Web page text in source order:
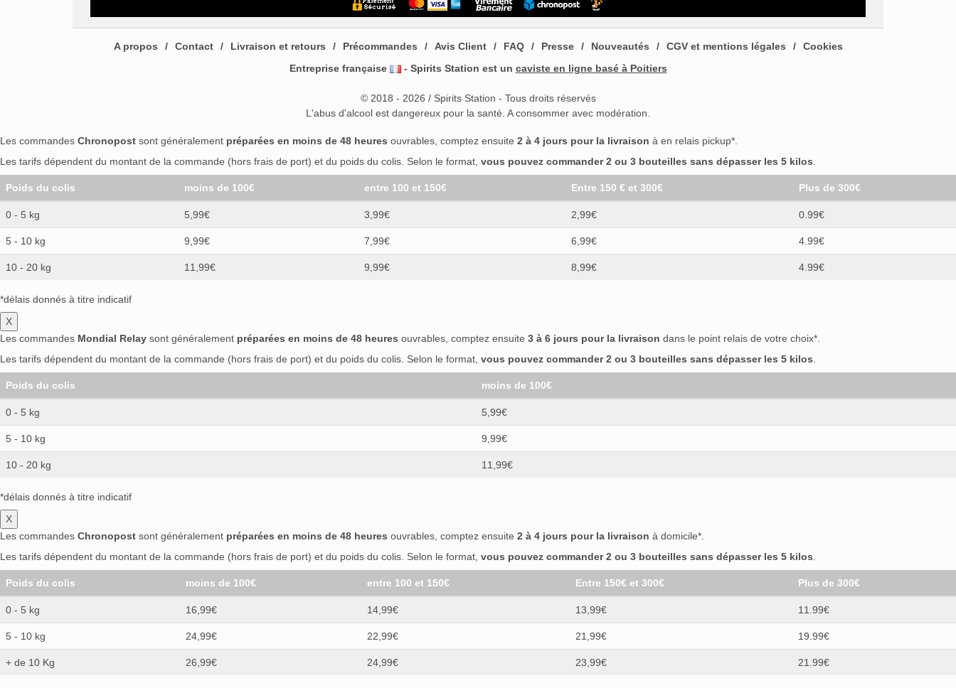
A propos Contact Livraison et retours Précommandes Avis Client FAQ Presse Nouveautés CGV et mentions légales
Cookies
Entreprise française
- Spirits Station est un caviste en ligne basé à Poitiers
© 2018 - 2026 / Spirits Station - Tous droits réservés
L'abus d'alcool est dangereux pour la santé. A consommer avec modération.
Les commandes Chronopost sont généralement préparées en moins de 48 heures ouvrables, comptez ensuite 2 à 4 jours pour la livraison à en relais pickup*.
Les tarifs dépendent du montant de la commande (hors frais de port) et du poids du colis. Selon le format, vous pouvez commander 2 ou 3 bouteilles sans dépasser les 5 kilos
Poids du colis moins de 100€ entre 100 et 150€ Entre 150 € et 300€ Plus de 300€
0 - 5 kg 5,99€ 3,99€ 2,99€ 0.99€
5 - 10 kg 9,99€ 7,99€ 6,99€ 4.99€
10 - 20 kg 11,99€ 9,99€ 8,99€ 4.99€
*délais donnés à titre indicatif
X
Les commandes Mondial Relay sont généralement préparées en moins de 48 heures ouvrables, comptez ensuite 3 à 6 jours pour la livraison dans le point relais de votre choix*.
Les tarifs dépendent du montant de la commande (hors frais de port) et du poids du colis. Selon le format, vous pouvez commander 2 ou 3 bouteilles sans dépasser les 5 kilos
Poids du colis moins de 100€
0 - 5 kg 5,99€
5 - 10 kg 9,99€
10 - 20 kg 11,99€
*délais donnés à titre indicatif
X
Les commandes Chronopost sont généralement préparées en moins de 48 heures ouvrables, comptez ensuite 2 à 4 jours pour la livraison à domicile*.
Les tarifs dépendent du montant de la commande (hors frais de port) et du poids du colis. Selon le format, vous pouvez commander 2 ou 3 bouteilles sans dépasser les 5 kilos
Poids du colis moins de 100€ entre 100 et 150€ Entre 150€ et 300€ Plus de 300€
0 - 5 kg 16,99€ 14,99€ 13,99€ 11.99€
5 - 10 kg 24,99€ 22,99€ 21,99€ 19.99€
+ de 10 Kg 26,99€ 24,99€ 23,99€ 21.99€